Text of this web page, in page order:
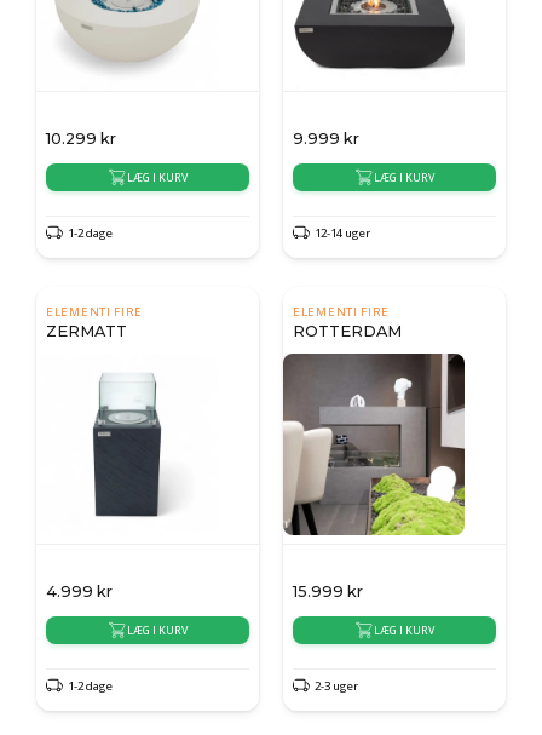
10.299 kr
LÆG I KURV
1-2 dage
9.999 kr
LÆG I KURV
12-14 uger
ELEMENTI FIRE
ZERMATT
4.999 kr
LÆG I KURV
1-2 dage
ELEMENTI FIRE
ROTTERDAM
15.999 kr
LÆG I KURV
2-3 uger